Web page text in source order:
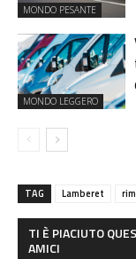
MONDO PESANTE
MONDO LEGGERO
TAG Lamberet
TI È PIACIUTO
AMICI